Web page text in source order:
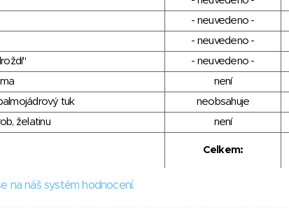
- neuvedeno -
- neuvedeno -
- neuvedeno -
není
tuk
neobsahuje
želatinu
není
Celkem:
na náš systém hodnocení.